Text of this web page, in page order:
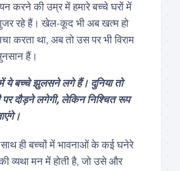
करने की उम्र में हमारे बच्चे घरों में
रहे हैं। खेल-कूद भी अब खत्म हो
करता था, अब तो उस पर भी विराम
हैं।
ये बच्चे झुलसने लगे हैं। दुनिया तो
पर दौड़ने लगेगी, लेकिन निश्चित रूप
साथ ही बच्चों में भावनाओं के कई घनेरे
व्यथा मन में होती है, जो उसे और